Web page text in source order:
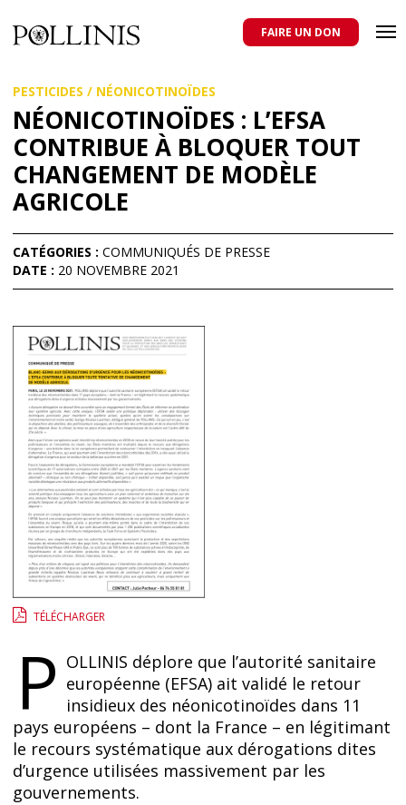
au
contenu
principal
domestiques et sauvages, et pour une agriculture qui respecte tous
les pollinisateurs
FAIRE UN DON
PESTICIDES / NÉONICOTINOÏDES
NÉONICOTINOÏDES : L’EFSA
CONTRIBUE À BLOQUER TOUT
CHANGEMENT DE MODÈLE
AGRICOLE
CATÉGORIES : COMMUNIQUÉS DE PRESSE
DATE : 20 NOVEMBRE 2021
TÉLÉCHARGER
P OLLINIS déplore que l’autorité sanitaire
européenne (EFSA) ait validé le retour
insidieux des néonicotinoïdes dans 11
pays européens – dont la France – en légitimant
le recours systématique aux dérogations dites
d’urgence utilisées massivement par les
gouvernements.